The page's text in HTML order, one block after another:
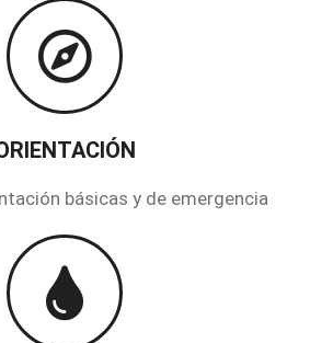
básicas y de emergencia